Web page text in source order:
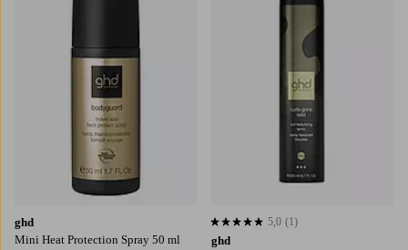
ghd
Mini Heat Protection Spray 50 ml
ghd
5,0 baserat på 1 st betyg
5,0 (1)